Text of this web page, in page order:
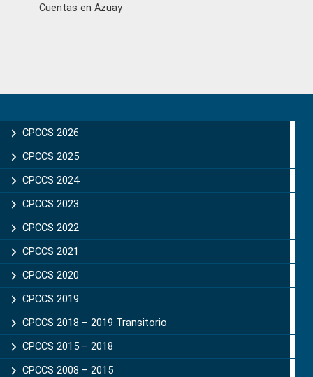
Cuentas en Azuay
Sidebar
CPCCS 2026
CPCCS 2025
CPCCS 2024
CPCCS 2023
CPCCS 2022
CPCCS 2021
CPCCS 2020
CPCCS 2019 .
CPCCS 2018 – 2019 Transitorio
CPCCS 2015 – 2018
CPCCS 2008 – 2015